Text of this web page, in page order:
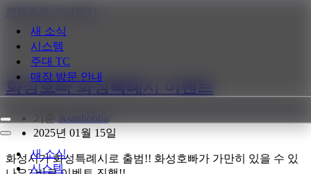
새 소식
시스템
주대 TC
매장 방문 안내
내
비
이
내
게
새 소식
시스템
화성호빠 화성특례시 이벤트
기준 iksanhobba
2025년 01월 15일
화성시가 화성특례시로 출범!! 화성호빠가 가만히 있을 수 있